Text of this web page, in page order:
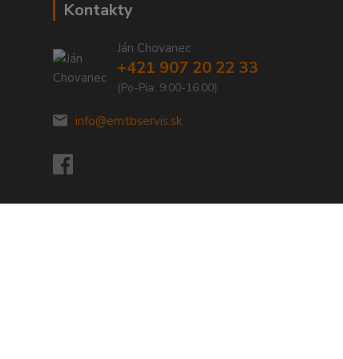
Kontakty
Ján Chovanec
+421 907 20 22 33
(Po-Pia: 9:00-16:00)
info@emtbservis.sk